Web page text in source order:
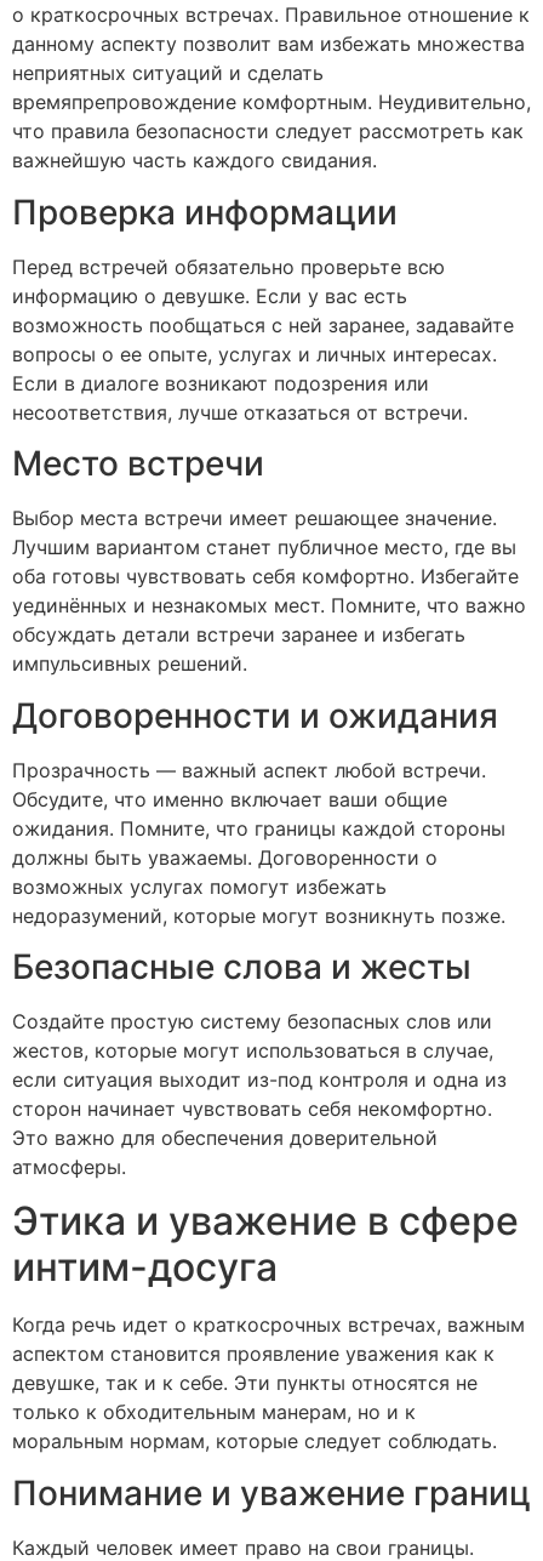
о краткосрочных встречах. Правильное отношение к
данному аспекту позволит вам избежать множества
неприятных ситуаций и сделать
времяпрепровождение комфортным. Неудивительно,
что правила безопасности следует рассмотреть как
важнейшую часть каждого свидания.
Проверка информации
Перед встречей обязательно проверьте всю
информацию о девушке. Если у вас есть
возможность пообщаться с ней заранее, задавайте
вопросы о ее опыте, услугах и личных интересах.
Если в диалоге возникают подозрения или
несоответствия, лучше отказаться от встречи.
Место встречи
Выбор места встречи имеет решающее значение.
Лучшим вариантом станет публичное место, где вы
оба готовы чувствовать себя комфортно. Избегайте
уединённых и незнакомых мест. Помните, что важно
обсуждать детали встречи заранее и избегать
импульсивных решений.
Договоренности и ожидания
Прозрачность — важный аспект любой встречи.
Обсудите, что именно включает ваши общие
ожидания. Помните, что границы каждой стороны
должны быть уважаемы. Договоренности о
возможных услугах помогут избежать
недоразумений, которые могут возникнуть позже.
Безопасные слова и жесты
Создайте простую систему безопасных слов или
жестов, которые могут использоваться в случае,
если ситуация выходит из-под контроля и одна из
сторон начинает чувствовать себя некомфортно.
Это важно для обеспечения доверительной
атмосферы.
Этика и уважение в сфере
интим-досуга
Когда речь идет о краткосрочных встречах, важным
аспектом становится проявление уважения как к
девушке, так и к себе. Эти пункты относятся не
только к обходительным манерам, но и к
моральным нормам, которые следует соблюдать.
Понимание и уважение границ
Каждый человек имеет право на свои границы.